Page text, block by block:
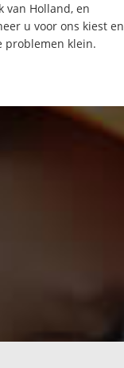
van Holland, en
u voor ons kiest en
problemen klein.